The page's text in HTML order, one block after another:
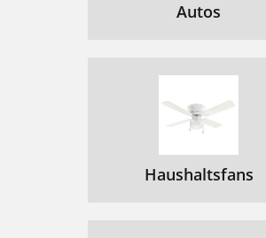
Autos
Haushaltsfans